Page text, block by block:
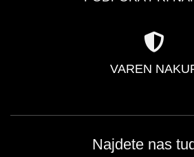
VAREN
Najdete nas